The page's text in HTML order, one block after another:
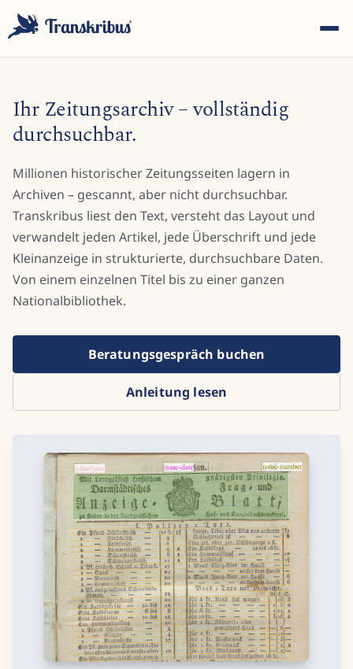
Tippen Sie, um in Modellen, Sites und Blog-Beiträgen zu
suchen...
Ihr Zeitungsarchiv – vollständig
durchsuchbar.
Millionen historischer Zeitungsseiten lagern in
Archiven – gescannt, aber nicht durchsuchbar.
Transkribus liest den Text, versteht das Layout und
verwandelt jeden Artikel, jede Überschrift und jede
Kleinanzeige in strukturierte, durchsuchbare Daten.
Von einem einzelnen Titel bis zu einer ganzen
Nationalbibliothek.
Beratungsgespräch buchen
Anleitung lesen